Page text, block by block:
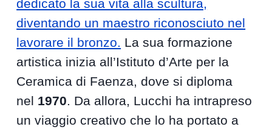
dedicato la sua vita alla scultura,
diventando un maestro riconosciuto nel
lavorare il bronzo. La sua formazione
artistica inizia all’Istituto d’Arte per la
Ceramica di Faenza, dove si diploma
nel 1970. Da allora, Lucchi ha intrapreso
un viaggio creativo che lo ha portato a